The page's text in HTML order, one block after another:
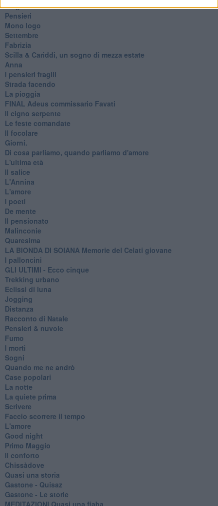
Elogio dell'ombra
Pensieri
Mono logo
Settembre
Fabrizia
​Scilla & Cariddi, un sogno di mezza estate
Anna
I pensieri fragili
Strada facendo
La pioggia
FINAL Adeus commissario Favati
Il cigno serpente
Le feste comandate
Il focolare
Giorni.
Di cosa parliamo, quando parliamo d'amore
L'ultima età
Il salice
L'Annina
L'amore
I poeti
De mente
Il pensionato
Malinconie
Quaresima
LA BIONDA DI SOIANA Memorie del Celati giovane
I palloncini
GLI ULTIMI - Ecco cinque
Trekking urbano
Eclissi di luna
Jogging
Distanza
Racconto di Natale
Pensieri & nuvole
Fumo
I morti
Sogni
Quando me ne andrò
Case popolari
La notte
La quiete prima
Scrivere
Faccio scorrere il tempo
L'amore
Good night
Primo Maggio
Il conforto
Chissàdove
Quasi una storia
Gastone - Quisaz
Gastone - Le storie
MEDITAZIONI Quasi una fiaba